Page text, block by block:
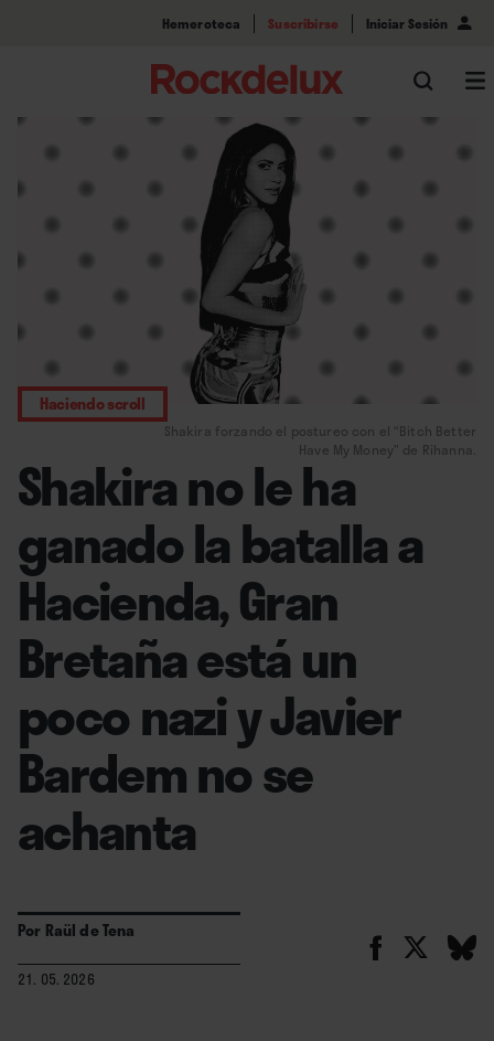
Hemeroteca Suscribirse Iniciar Sesión
Shakira forzando el postureo con el “Bitch Better
Have My Money” de Rihanna.
Haciendo scroll
Shakira no le ha
ganado la batalla a
Hacienda, Gran
Bretaña está un
poco nazi y Javier
Bardem no se
achanta
Por Raül de Tena
21. 05. 2026